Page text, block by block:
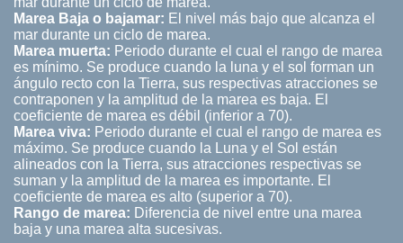
Marea Baja o bajamar: El nivel más bajo que alcanza el
mar durante un ciclo de marea.
Marea muerta: Periodo durante el cual el rango de marea
es mínimo. Se produce cuando la luna y el sol forman un
ángulo recto con la Tierra, sus respectivas atracciones se
contraponen y la amplitud de la marea es baja. El
coeficiente de marea es débil (inferior a 70).
Marea viva: Periodo durante el cual el rango de marea es
máximo. Se produce cuando la Luna y el Sol están
alineados con la Tierra, sus atracciones respectivas se
suman y la amplitud de la marea es importante. El
coeficiente de marea es alto (superior a 70).
Rango de marea: Diferencia de nivel entre una marea
baja y una marea alta sucesivas.